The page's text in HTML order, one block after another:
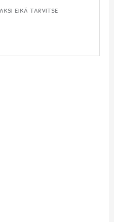
eikä tarvitse